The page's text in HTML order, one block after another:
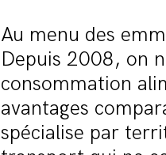
Au menu des
Depuis 2008, on
consommation
avantages
spécialise par